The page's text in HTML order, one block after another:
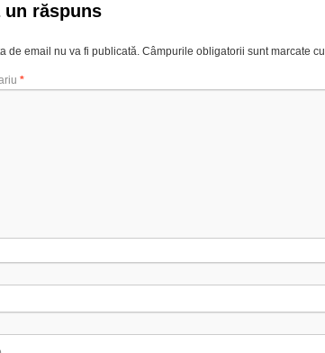
un răspuns
de email nu va fi publicată. Câmpurile obligatorii sunt marcate cu
*